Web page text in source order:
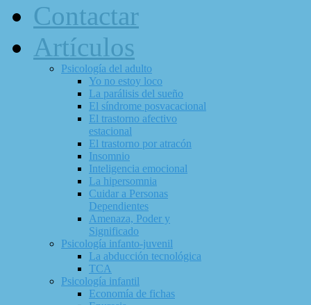
Contactar
Artículos
Psicología del adulto
Yo no estoy loco
La parálisis del sueño
El síndrome posvacacional
El trastorno afectivo
estacional
El trastorno por atracón
Insomnio
Inteligencia emocional
La hipersomnia
Cuidar a Personas
Dependientes
Amenaza, Poder y
Significado
Psicología infanto-juvenil
La abducción tecnológica
TCA
Psicología infantil
Economía de fichas